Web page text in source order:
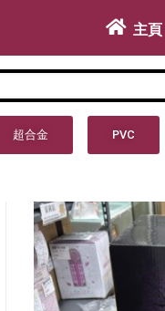
主頁
超合金 PVC